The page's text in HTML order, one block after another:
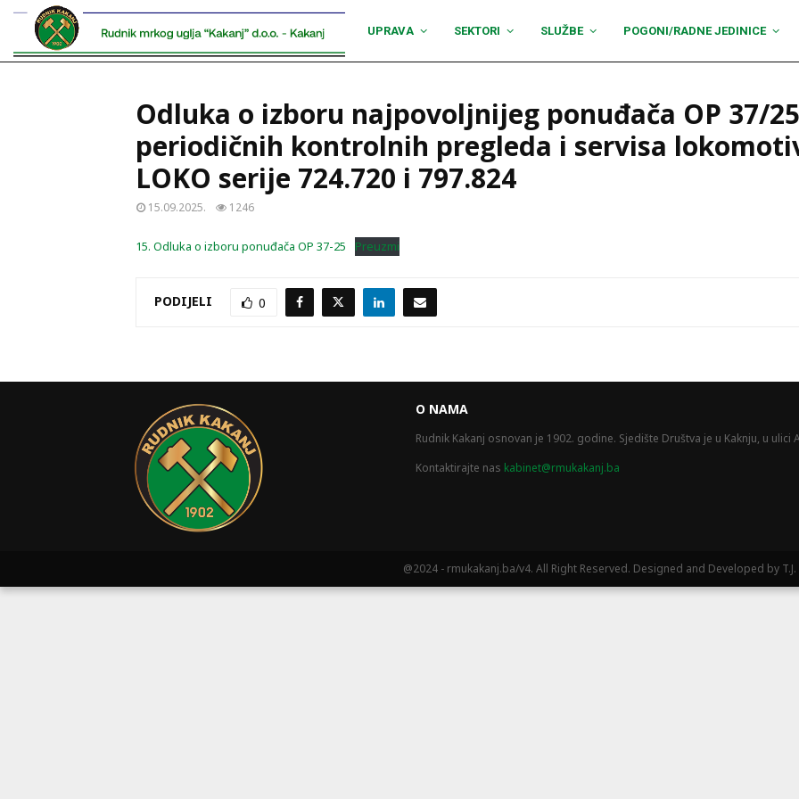
UPRAVA SEKTORI SLUŽBE POGONI/RADNE JEDINICE
Odluka o izboru najpovoljnijeg ponuđača OP 37/
periodičnih kontrolnih pregleda i servisa
LOKO serije 724.720 i 797.824
15.09.2025. 1246
15. Odluka o izboru ponuđača OP 37-25 Preuzmi
PODIJELI 0
O NAMA
Rudnik Kakanj osnovan je 1902. godine. Sjedište Društva je u Kaknju, u ulici
Kontaktirajte nas kabinet@rmukakanj.ba
@2024 - rmukakanj.ba/v4. All Right Reserved. Designed and Developed by T.J.